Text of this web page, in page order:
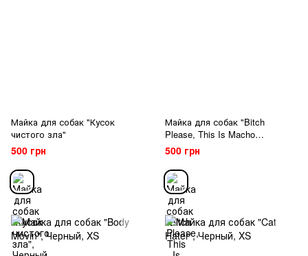
Майка для собак "Кусок
чистого зла"
500 грн
Майка для собак "Bitch
Please, This Is Macho
Businesss"
500 грн